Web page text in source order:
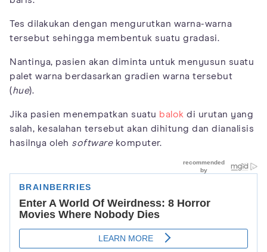
Tes dilakukan dengan mengurutkan warna-warna
tersebut sehingga membentuk suatu gradasi.
Nantinya, pasien akan diminta untuk menyusun suatu
palet warna berdasarkan gradien warna tersebut
(hue).
Jika pasien menempatkan suatu balok di urutan yang
salah, kesalahan tersebut akan dihitung dan dianalisis
hasilnya oleh softwarekomputer.